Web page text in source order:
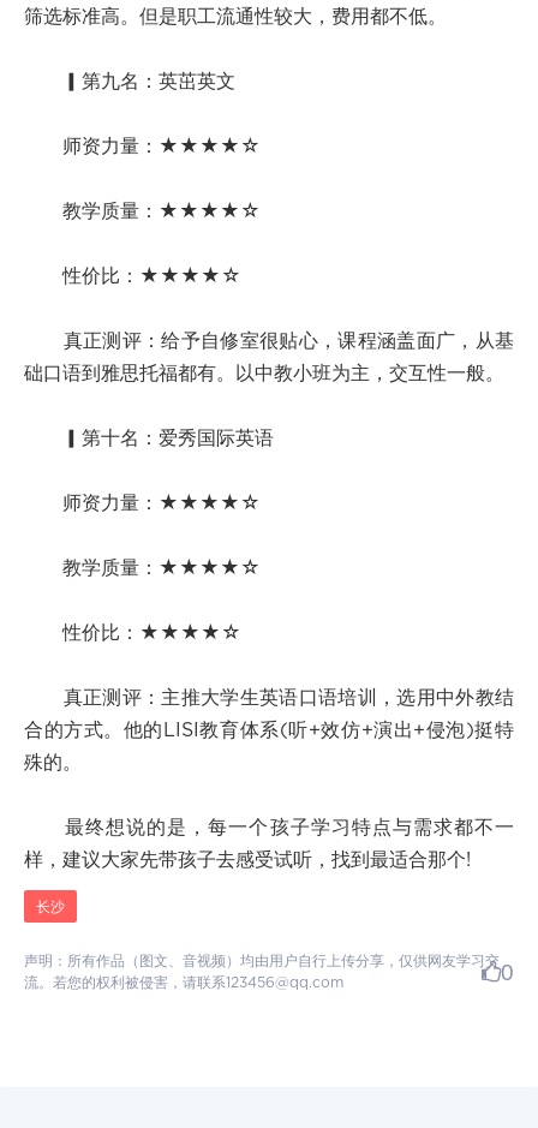
筛选标准高。但是职工流通性较大，费用都不低。
▎第九名：英茁英文
师资力量：★★★★☆
教学质量：★★★★☆
性价比：★★★★☆
真正测评：给予自修室很贴心，课程涵盖面广，从基
础口语到雅思托福都有。以中教小班为主，交互性一般。
▎第十名：爱秀国际英语
师资力量：★★★★☆
教学质量：★★★★☆
性价比：★★★★☆
真正测评：主推大学生英语口语培训，选用中外教结
合的方式。他的LISI教育体系(听+效仿+演出+侵泡)挺特
殊的。
最终想说的是，每一个孩子学习特点与需求都不一
样，建议大家先带孩子去感受试听，找到最适合那个!
长沙
声明：所有作品（图文、音视频）均由用户自行上传分享，仅供网友学习交
流。若您的权利被侵害，请联系123456@qq.com
0